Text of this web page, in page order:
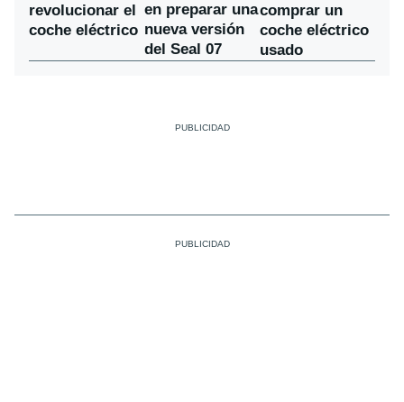
revolucionar el
coche eléctrico
en preparar una
nueva versión
del Seal 07
comprar un
coche eléctrico
usado